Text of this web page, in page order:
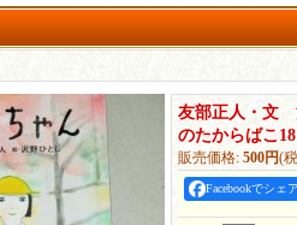
友部正人・文
のたからばこ18
販売価格: 500円(
Facebookでシェア